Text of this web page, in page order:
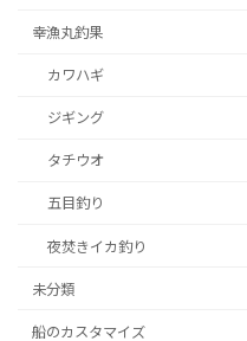
幸漁丸釣果
カワハギ
ジギング
タチウオ
五目釣り
夜焚きイカ釣り
未分類
船のカスタマイズ